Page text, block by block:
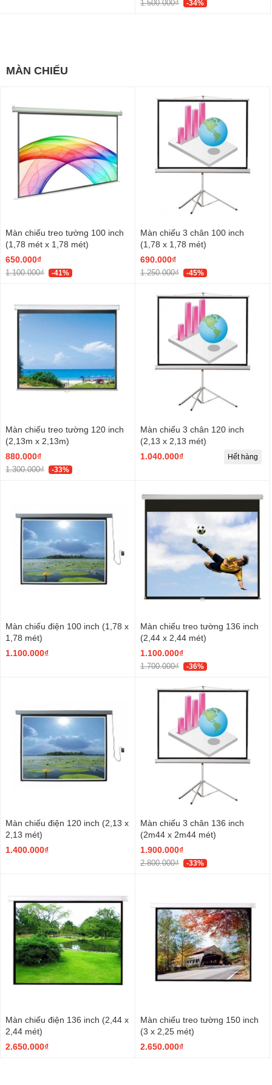
1.500.000₫ -34%
MÀN CHIẾU
Màn chiếu treo tường 100 inch
(1,78 mét x 1,78 mét)
650.000₫
1.100.000₫ -41%
Màn chiếu 3 chân 100 inch
(1,78 x 1,78 mét)
690.000₫
1.250.000₫ -45%
Màn chiếu treo tường 120 inch
(2,13m x 2,13m)
880.000₫
1.300.000₫ -33%
Màn chiếu 3 chân 120 inch
(2,13 x 2,13 mét)
1.040.000₫
Hết hàng
Màn chiếu điện 100 inch (1,78 x
1,78 mét)
1.100.000₫
Màn chiếu treo tường 136 inch
(2,44 x 2,44 mét)
1.100.000₫
1.700.000₫ -36%
Màn chiếu điện 120 inch (2,13 x
2,13 mét)
1.400.000₫
Màn chiếu 3 chân 136 inch
(2m44 x 2m44 mét)
1.900.000₫
2.800.000₫ -33%
Màn chiếu điện 136 inch (2,44 x
2,44 mét)
2.650.000₫
Màn chiếu treo tường 150 inch
(3 x 2,25 mét)
2.650.000₫